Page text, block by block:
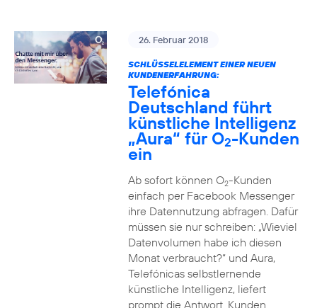
26. Februar 2018
SCHLÜSSELELEMENT EINER NEUEN
KUNDENERFAHRUNG:
Telefónica
Deutschland führt
künstliche Intelligenz
„Aura“ für O2-Kunden
ein
Ab sofort können O2-Kunden
einfach per Facebook Messenger
ihre Datennutzung abfragen. Dafür
müssen sie nur schreiben: „Wieviel
Datenvolumen habe ich diesen
Monat verbraucht?“ und Aura,
Telefónicas selbstlernende
künstliche Intelligenz, liefert
prompt die Antwort. Kunden